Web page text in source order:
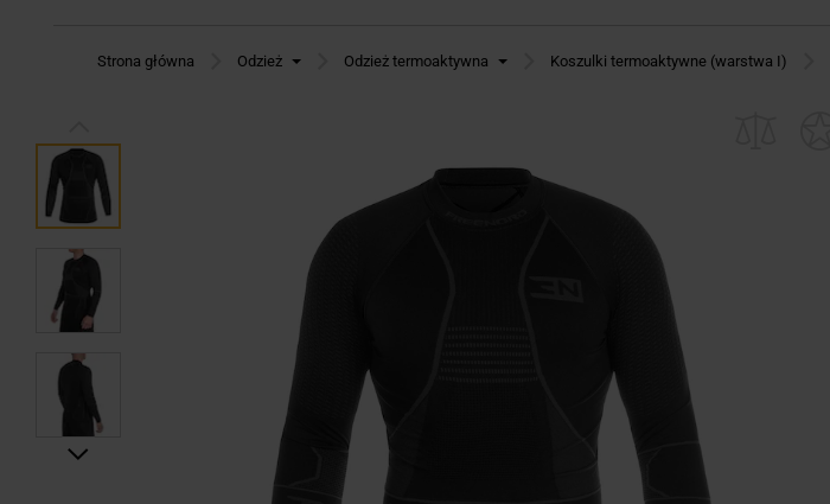
Strona główna Odzież Odzież termoaktywna Koszulki termoaktywne (warstwa I)